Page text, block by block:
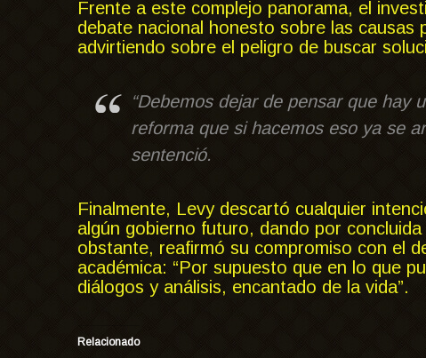
Frente a este complejo panorama, el
debate nacional honesto sobre las causas
advirtiendo sobre el peligro de buscar
“Debemos dejar de pensar que hay
reforma que si hacemos eso ya se
sentenció.
Finalmente, Levy descartó cualquier
algún gobierno futuro, dando por
obstante, reafirmó su compromiso con el
académica: “Por supuesto que en lo que
diálogos y análisis, encantado de la vida”.
Relacionado